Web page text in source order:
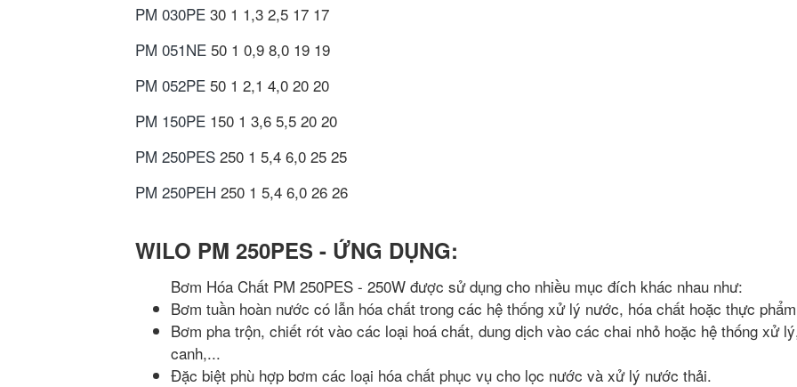
PM 030PE 30 1 1,3 2,5 17 17
PM 051NE 50 1 0,9 8,0 19 19
PM 052PE 50 1 2,1 4,0 20 20
PM 150PE 150 1 3,6 5,5 20 20
PM 250PES 250 1 5,4 6,0 25 25
PM 250PEH 250 1 5,4 6,0 26 26
WILO PM 250PES - ỨNG DỤNG:
Bơm Hóa Chất PM 250PES - 250W được sử dụng cho nhiều mục đích khác nhau như:
Bơm tuần hoàn nước có lẫn hóa chất trong các hệ thống xử lý nước, hóa chất hoặc thực
Bơm pha trộn, chiết rót vào các loại hoá chất, dung dịch vào các chai nhỏ hoặc hệ thống xử
canh,...
Đặc biệt phù hợp bơm các loại hóa chất phục vụ cho lọc nước và xử lý nước thải.